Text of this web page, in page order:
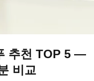
추천 TOP 5 —
비교